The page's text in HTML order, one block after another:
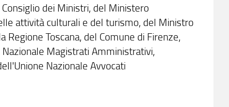
dei Ministri, del Ministero
attività culturali e del turismo, del Ministro
Toscana, del Comune di Firenze,
Magistrati Amministrativi,
Nazionale Avvocati